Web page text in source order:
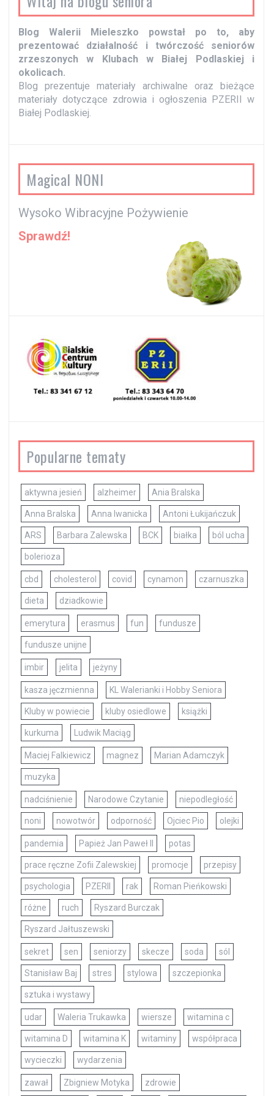
y
Blog Walerii Mieleszko powstał po to, aby
prezentować działalność i twórczość seniorów
zrzeszonych w Klubach w Białej Podlaskiej i
okolicach.
Blog prezentuje materiały archiwalne oraz bieżące
materiały dotyczące zdrowia i ogłoszenia PZERII w
Białej Podlaskiej.
Magical NONI
Wysoko Wibracyjne Pożywienie
Sprawdź!
Popularne tematy
aktywna jesień alzheimer Ania Bralska
Anna Bralska Anna Iwanicka Antoni Łukijańczuk
ARS Barbara Zalewska BCK białka ból ucha
bolerioza
cbd cholesterol covid cynamon czarnuszka
dieta dziadkowie
emerytura erasmus fun fundusze
fundusze unijne
imbir jelita jeżyny
kasza jęczmienna KL Walerianki i Hobby Seniora
Kluby w powiecie kluby osiedlowe książki
kurkuma Ludwik Maciąg
Maciej Falkiewicz magnez Marian Adamczyk
muzyka
nadciśnienie Narodowe Czytanie niepodległość
noni nowotwór odporność Ojciec Pio olejki
pandemia Papież Jan Paweł II potas
prace ręczne Zofii Zalewskiej promocje przepisy
psychologia PZERII rak Roman Pieńkowski
różne ruch Ryszard Burczak
Ryszard Jałtuszewski
sekret sen seniorzy skecze soda sól
Stanisław Baj stres stylowa szczepionka
sztuka i wystawy
udar Waleria Trukawka wiersze witamina c
witamina D witamina K witaminy współpraca
wycieczki wydarzenia
zawał Zbigniew Motyka zdrowie